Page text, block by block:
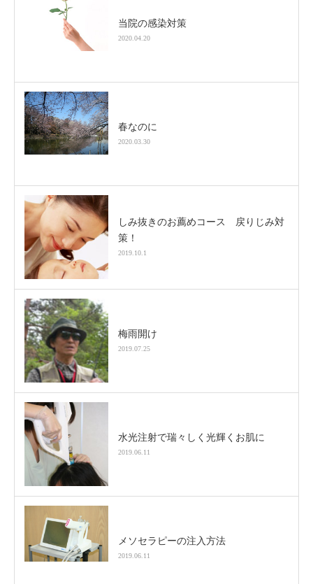
当院の感染対策
2020.04.20
春なのに
2020.03.30
しみ抜きのお薦めコース 戻りじみ対
策！
2019.10.1
梅雨開け
2019.07.25
水光注射で瑞々しく光輝くお肌に
2019.06.11
メソセラピーの注入方法
2019.06.11